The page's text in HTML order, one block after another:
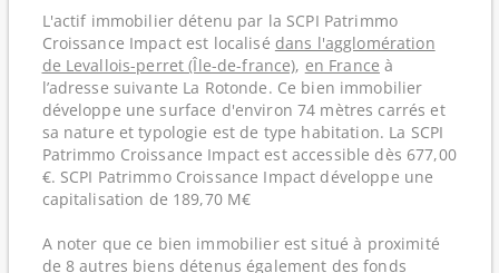
L'actif immobilier détenu par la SCPI Patrimmo
Croissance Impact est localisé dans l'agglomération
de Levallois-perret (Île-de-france), en France à
l’adresse suivante La Rotonde. Ce bien immobilier
développe une surface d'environ 74 mètres carrés et
sa nature et typologie est de type habitation. La SCPI
Patrimmo Croissance Impact est accessible dès 677,00
€. SCPI Patrimmo Croissance Impact développe une
capitalisation de 189,70 M€
A noter que ce bien immobilier est situé à proximité
de 8 autres biens détenus également des fonds